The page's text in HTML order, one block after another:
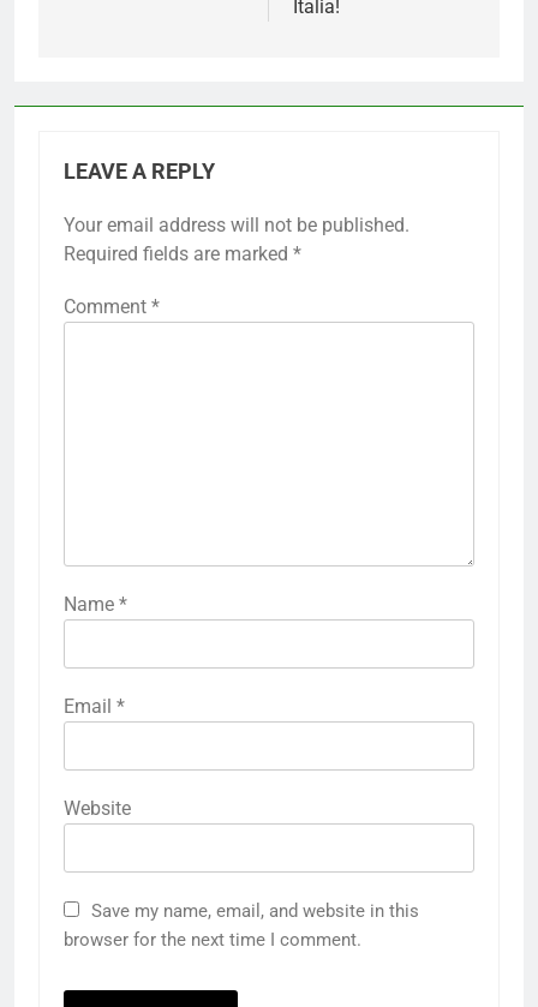
Italia!
LEAVE A REPLY
Your email address will not be published.
Required fields are marked *
Comment *
Name *
Email *
Website
Save my name, email, and website in this
browser for the next time I comment.